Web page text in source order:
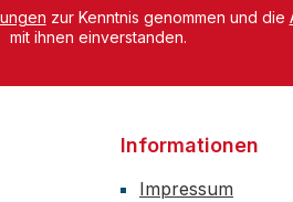
zur Kenntnis genommen und die
mit ihnen einverstanden.
Informationen
Impressum